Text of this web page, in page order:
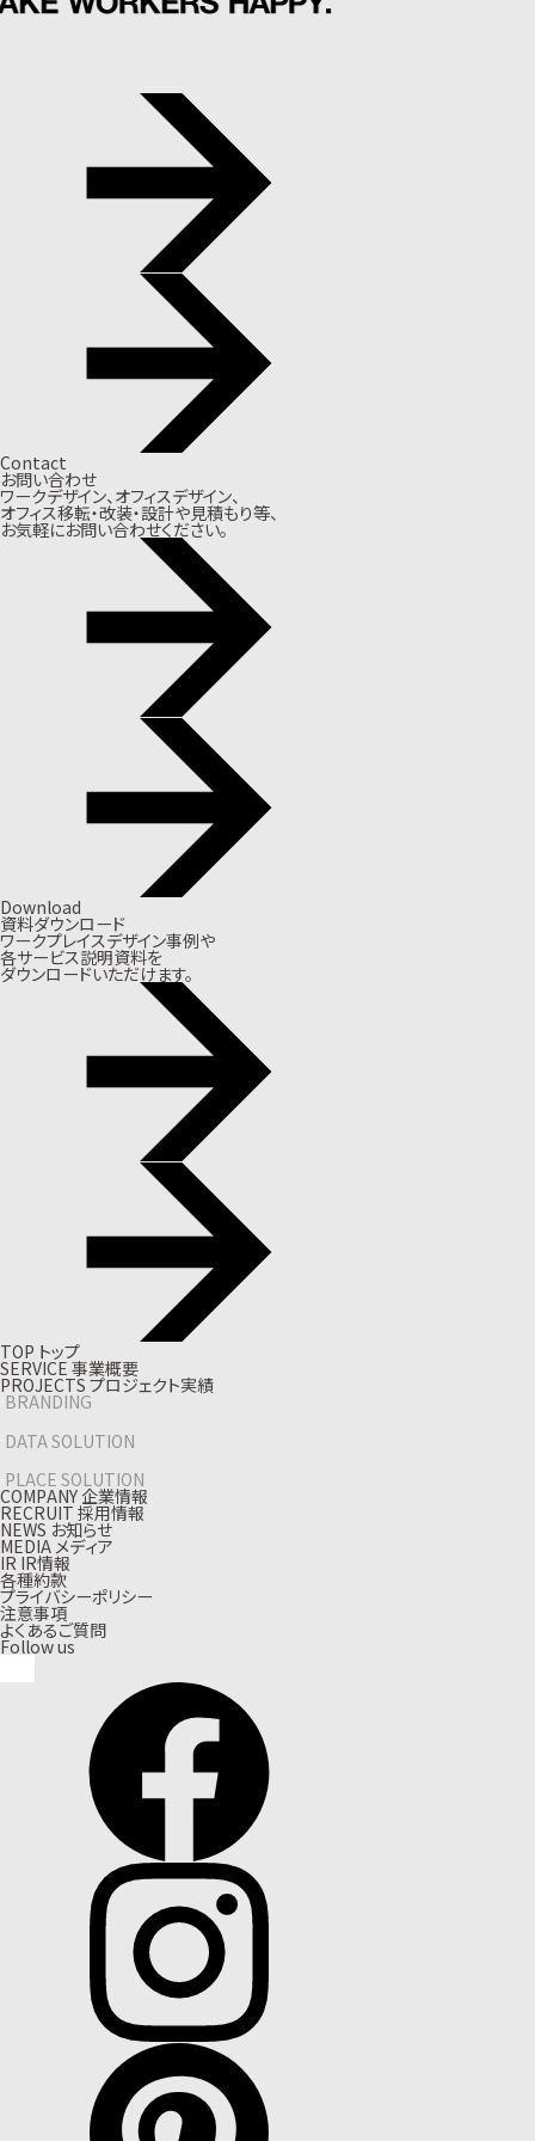
Contact
お問い合わせ
ワークデザイン、オフィスデザイン、
オフィス移転・改装・設計や見積もり等、
お気軽にお問い合わせください。
Download
資料ダウンロード
ワークプレイスデザイン事例や
各サービス説明資料を
ダウンロードいただけます。
TOP トップ
SERVICE 事業概要
PROJECTS プロジェクト実績
BRANDING
DATA SOLUTION
PLACE SOLUTION
COMPANY企業情報
RECRUIT 採用情報
NEWS お知らせ
MEDIA メディア
IR IR情報
各種約款
プライバシーポリシー
注意事項
よくあるご質問
Follow us